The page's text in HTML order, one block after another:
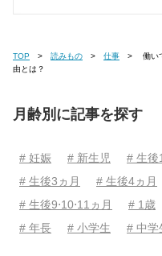
TOP 読みもの 仕事
由とは？
月齢別に記事を探す
# 妊娠 # 新生児 # 生後
# 生後3ヵ月
# 生後4ヵ月
# 生後9⋅10⋅11ヵ月
# 1歳
# 年長
# 小学生 # 中学